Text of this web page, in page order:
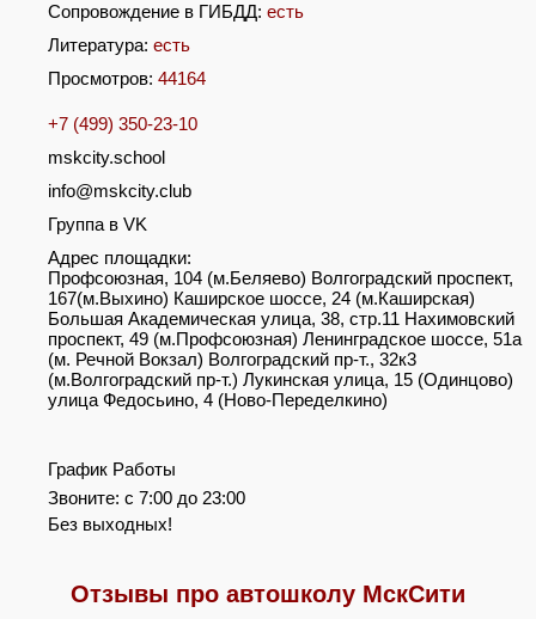
Сопровождение в ГИБДД: есть
Литература: есть
Просмотров: 44164
+7 (499) 350-23-10
mskcity.school
info@mskcity.club
Группа в VK
Адрес площадки:
Профсоюзная, 104 (м.Беляево) Волгоградский проспект,
167(м.Выхино) Каширское шоссе, 24 (м.Каширская)
Большая Академическая улица, 38, стр.11 Нахимовский
проспект, 49 (м.Профсоюзная) Ленинградское шоссе, 51а
(м. Речной Вокзал) Волгоградский пр-т., 32к3
(м.Волгоградский пр-т.) Лукинская улица, 15 (Одинцово)
улица Федосьино, 4 (Ново-Переделкино)
График Работы
Звоните: с 7:00 до 23:00
Без выходных!
Отзывы про автошколу МскСити